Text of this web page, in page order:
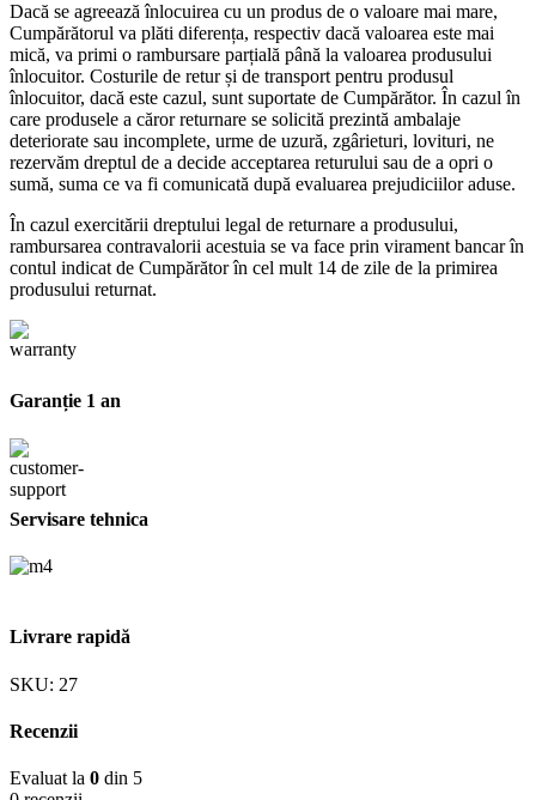
Dacă se agreează înlocuirea cu un produs de o valoare mai mare,
Cumpărătorul va plăti diferența, respectiv dacă valoarea este mai
mică, va primi o rambursare parțială până la valoarea produsului
înlocuitor. Costurile de retur și de transport pentru produsul
înlocuitor, dacă este cazul, sunt suportate de Cumpărător. În cazul în
care produsele a căror returnare se solicită prezintă ambalaje
deteriorate sau incomplete, urme de uzură, zgârieturi, lovituri, ne
rezervăm dreptul de a decide acceptarea returului sau de a opri o
sumă, suma ce va fi comunicată după evaluarea prejudiciilor aduse.
În cazul exercitării dreptului legal de returnare a produsului,
rambursarea contravalorii acestuia se va face prin virament bancar în
contul indicat de Cumpărător în cel mult 14 de zile de la primirea
produsului returnat.
Garanție 1 an
Servisare tehnica
Livrare rapidă
SKU: 27
Recenzii
Evaluat la 0 din 5